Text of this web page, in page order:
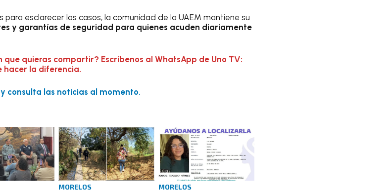
esclarecer los casos, la comunidad de la UAEM mantiene su
y garantías de seguridad para quienes acuden diariamente
quieras compartir? Escríbenos al WhatsApp de Uno TV:
hacer la diferencia.
consulta las noticias al momento.
MORELOS
MORELOS